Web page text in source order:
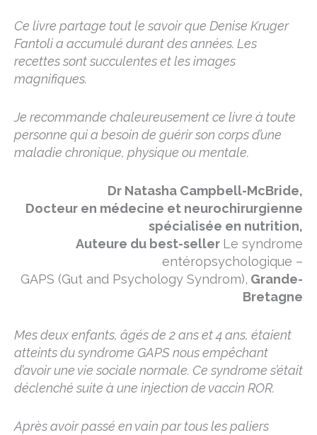
Ce livre partage tout le savoir que Denise Kruger
Fantoli a accumulé durant des années. Les
recettes sont succulentes et les images
magnifiques.
Je recommande chaleureusement ce livre à toute
personne qui a besoin de guérir son corps d’une
maladie chronique, physique ou mentale.
Dr Natasha Campbell-McBride,
Docteur en médecine et neurochirurgienne
spécialisée en nutrition,
Auteure du best-seller Le syndrome
entéropsychologique –
GAPS (Gut and Psychology Syndrom), Grande-
Bretagne
Mes deux enfants, âgés de 2 ans et 4 ans, étaient
atteints du syndrome GAPS nous empêchant
d’avoir une vie sociale normale. Ce syndrome s’était
déclenché suite à une injection de vaccin ROR.
Après avoir passé en vain par tous les paliers